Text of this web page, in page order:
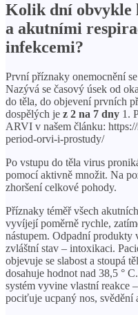
Kolik dní obvykle
a akutními
infekcemi?
První příznaky onemocnění
Nazývá se časový úsek od
do těla, do objevení prvních
dospělých je z 2 na 7 dny 1.
ARVI v našem článku:
period-orvi-i-prostudy/
Po vstupu do těla virus
pomocí aktivně množit. Na
zhoršení celkové pohody.
Příznaky téměř všech
vyvíjejí poměrně rychle,
nástupem. Odpadní
zvláštní stav – intoxikaci.
objevuje se slabost a stoupá
dosahuje hodnot nad 38,5 °
systém vyvine vlastní reakce
pociťuje ucpaný nos, svědění